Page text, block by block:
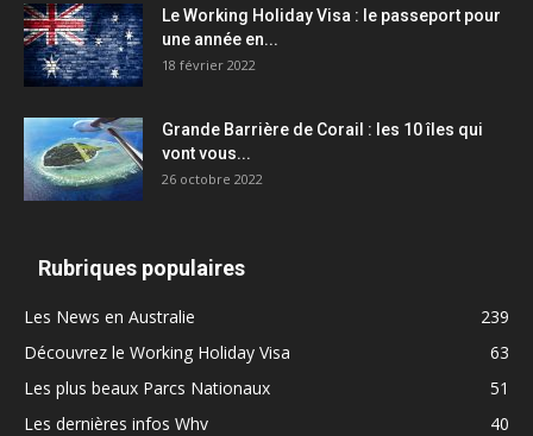
Le Working Holiday Visa : le passeport pour
une année en...
18 février 2022
Grande Barrière de Corail : les 10 îles qui
vont vous...
26 octobre 2022
Rubriques populaires
Les News en Australie
239
Découvrez le Working Holiday Visa
63
Les plus beaux Parcs Nationaux
51
Les dernières infos Whv
40